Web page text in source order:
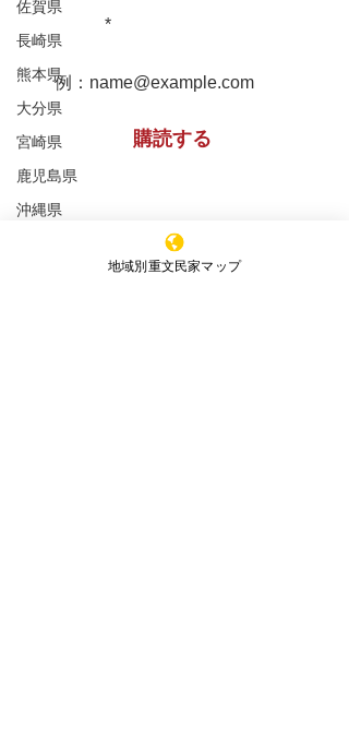
佐賀県
長崎県
熊本県
大分県
宮崎県
鹿児島県
沖縄県
重文民家の修理工事
松浦家住宅 秋田県
重文民家についての情報をお届け
購読する
同意いただいたものといたします
地域別重文民家マップ